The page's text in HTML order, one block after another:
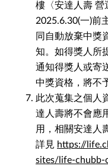
樓〈安達人壽 營
2025.6.30(一)前
同自動放棄中獎
知。如得獎人所
通知得獎人或寄
中獎資格，將不
此次蒐集之個人
達人壽將不會應
用，相關安達人
詳見 https://
sites/life-